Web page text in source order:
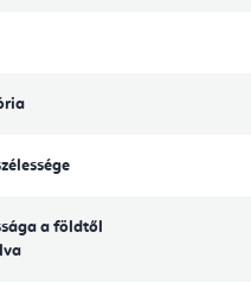
a földtől